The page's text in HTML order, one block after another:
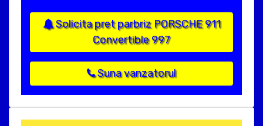
Solicita pret parbriz PORSCHE 911
Convertible 997
Suna vanzatorul